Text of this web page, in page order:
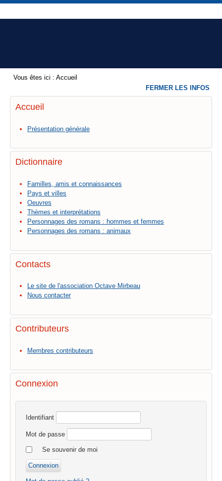
Vous êtes ici : Accueil
Accueil
Présentation générale
Dictionnaire
Familles, amis et connaissances
Pays et villes
Oeuvres
Thèmes et interprétations
Personnages des romans : hommes et femmes
Personnages des romans : animaux
Contacts
Le site de l'association Octave Mirbeau
Nous contacter
Contributeurs
Membres contributeurs
Connexion
Identifiant
Mot de passe
Se souvenir de moi
FERMER LES INFOS